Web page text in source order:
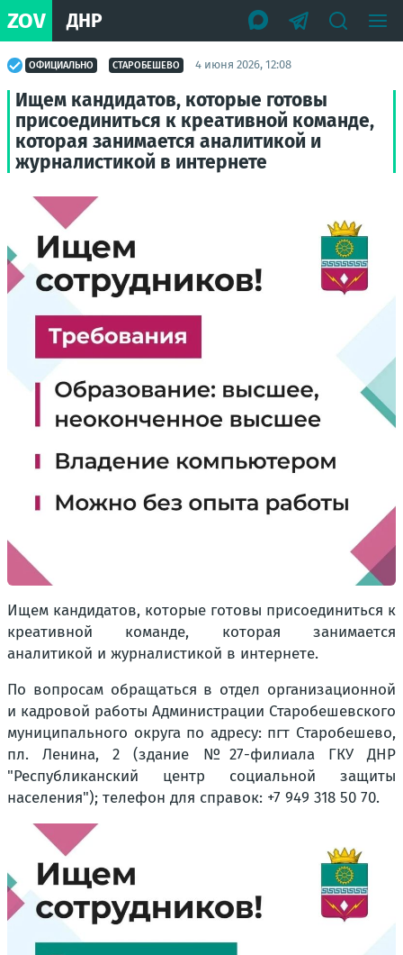
ZOV ДНР
ОФИЦИАЛЬНО СТАРОБЕШЕВО 4 июня 2026, 12:08
Ищем кандидатов, которые готовы
присоединиться к креативной команде,
которая занимается аналитикой и
журналистикой в интернете
Ищем кандидатов, которые готовы присоединиться к
креативной команде, которая занимается
аналитикой и журналистикой в интернете.
По вопросам обращаться в отдел организационной
и кадровой работы Администрации Старобешевского
муниципального округа по адресу: пгт Старобешево,
пл. Ленина, 2 (здание №27-филиала ГКУ ДНР
"Республиканский центр социальной защиты
населения"); телефон для справок: +7 949 318 50 70.